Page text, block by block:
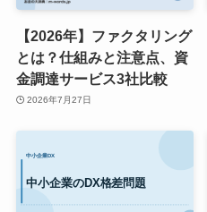
【2026年】ファクタリング
とは？仕組みと注意点、資
金調達サービス3社比較
2026年7月27日